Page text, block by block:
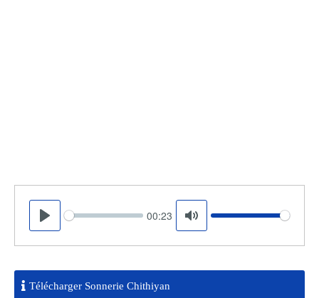
Play
Seek 00:23
Mute
Volume
Télécharger Sonnerie Chithiyan